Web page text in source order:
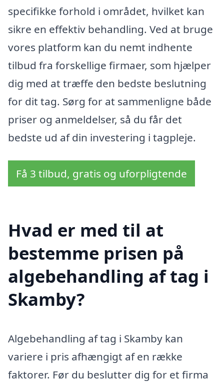
specifikke forhold i området, hvilket kan
sikre en effektiv behandling. Ved at bruge
vores platform kan du nemt indhente
tilbud fra forskellige firmaer, som hjælper
dig med at træffe den bedste beslutning
for dit tag. Sørg for at sammenligne både
priser og anmeldelser, så du får det
bedste ud af din investering i tagpleje.
Få 3 tilbud, gratis og uforpligtende
Hvad er med til at
bestemme prisen på
algebehandling af tag i
Skamby?
Algebehandling af tag i Skamby kan
variere i pris afhængigt af en række
faktorer. Før du beslutter dig for et firma